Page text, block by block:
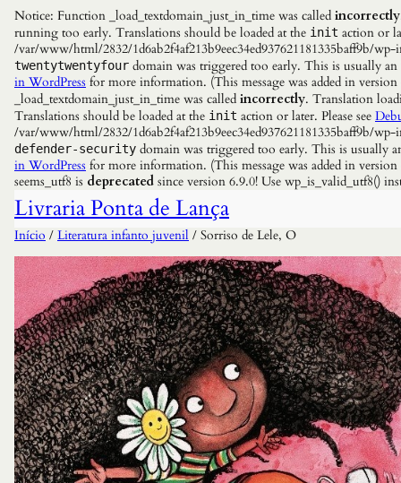
Notice: Function _load_textdomain_just_in_time was called incorrectly
running too early. Translations should be loaded at the init action or
/var/www/html/2832/1d6ab2f4af213b9eec34ed937621181335baff9b/
twentytwentyfour domain was triggered too early. This is usually
in WordPress for more information. (This message was added in
_load_textdomain_just_in_time was called incorrectly. Translation
Translations should be loaded at the init action or later. Please see
/var/www/html/2832/1d6ab2f4af213b9eec34ed937621181335baff9b/
defender-security domain was triggered too early. This is usually
in WordPress for more information. (This message was added in
seems_utf8 is deprecated since version 6.9.0! Use wp_is_valid_utf8()
Livraria Ponta de Lança
Início / Literatura infanto juvenil / Sorriso de Lele, O